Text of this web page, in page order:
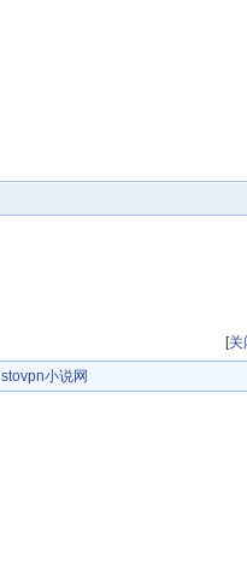
[关
stovpn小说网